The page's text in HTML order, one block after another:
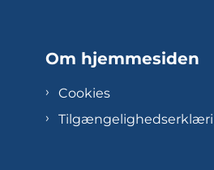
Om hjemmesiden
Cookies